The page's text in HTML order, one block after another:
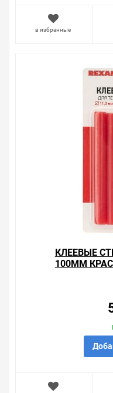
Правила, согласно
очень простые. Мы
Наличие Клеевые
6шт.) на складе
получить
узнать преимущества
информацию об
помочь,
в избранные
КЛЕЕВЫЕ
100ММ